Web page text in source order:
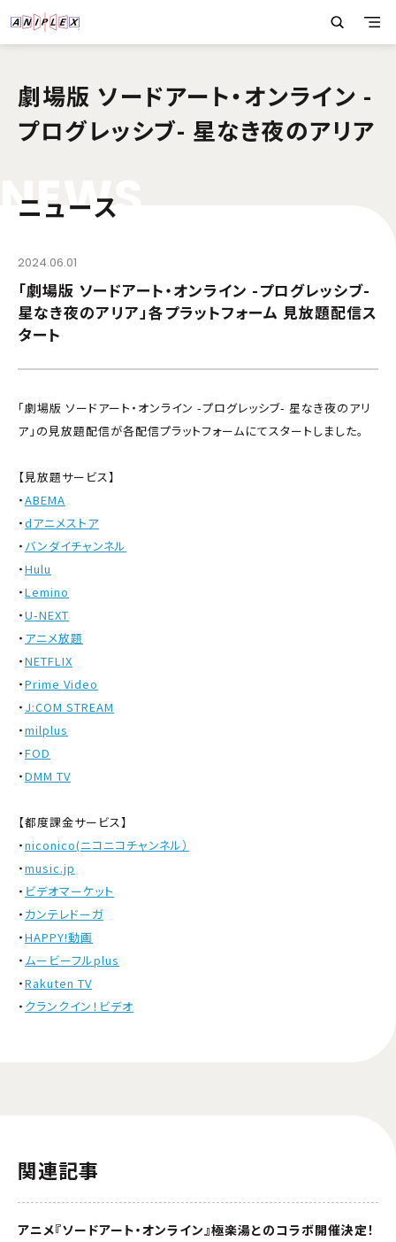
劇場版 ソードアート・オンライン -
プログレッシブ- 星なき夜のアリア
NEWS
ニュース
2024.06.01
「劇場版 ソードアート・オンライン -プログレッシブ-
星なき夜のアリア」各プラットフォーム 見放題配信ス
タート
「劇場版 ソードアート・オンライン -プログレッシブ- 星なき夜のアリ
ア」の見放題配信が各配信プラットフォームにてスタートしました。
【見放題サービス】
・ABEMA
・dアニメストア
・ バンダイチャンネル
・Hulu
・Lemino
・U-NEXT
・ アニメ放題
・NETFLIX
・Prime Video
・ J:COM STREAM
・milplus
・FOD
・DMM TV
【都度課金サービス】
・niconico(ニコニコチャンネル）
・music.jp
・ ビデオマーケット
・ カンテレドーガ
・HAPPY!動画
・ ムービーフルplus
・Rakuten TV
・ クランクイン！ビデオ
関連記事
アニメ『ソードアート・オンライン』極楽湯とのコラボ開催決定！